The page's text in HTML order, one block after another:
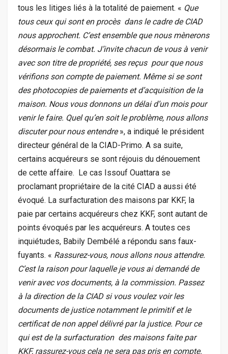
tous les litiges liés à la totalité de paiement. « Que
tous ceux qui sont en procès dans le cadre de CIAD
nous approchent. C’est ensemble que nous mènerons
désormais le combat. J’invite chacun de vous à venir
avec son titre de propriété, ses reçus pour que nous
vérifions son compte de paiement. Même si se sont
des photocopies de paiements et d’acquisition de la
maison. Nous vous donnons un délai d’un mois pour
venir le faire. Quel qu’en soit le problème, nous allons
discuter pour nous entendre», a indiqué le président
directeur général de la CIAD-Primo. A sa suite,
certains acquéreurs se sont réjouis du dénouement
de cette affaire. Le cas Issouf Ouattara se
proclamant propriétaire de la cité CIAD a aussi été
évoqué. La surfacturation des maisons par KKF, la
paie par certains acquéreurs chez KKF, sont autant de
points évoqués par les acquéreurs. A toutes ces
inquiétudes, Babily Dembélé a répondu sans faux-
fuyants. « Rassurez-vous, nous allons nous attendre.
C’est la raison pour laquelle je vous ai demandé de
venir avec vos documents, à la commission. Passez
à la direction de la CIAD si vous voulez voir les
documents de justice notamment le primitif et le
certificat de non appel délivré par la justice. Pour ce
qui est de la surfacturation des maisons faite par
KKF, rassurez-vous cela ne sera pas pris en compte.